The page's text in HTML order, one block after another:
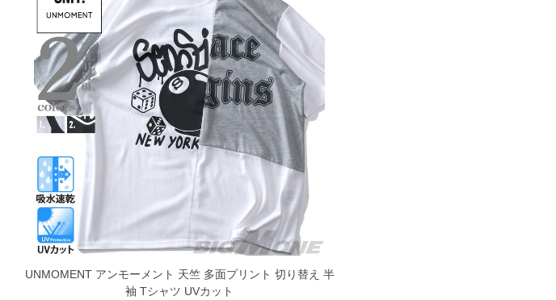
UNMOMENT アンモーメント 天竺 多面プリント 切り替え 半
袖 Tシャツ UVカット